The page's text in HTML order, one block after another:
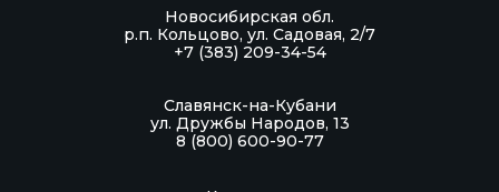
Новосибирская обл.
р.п. Кольцово, ул. Садовая, 2/7
+7 (383) 209-34-54
Славянск-на-Кубани
ул. Дружбы Народов, 13
8 (800) 600-90-77